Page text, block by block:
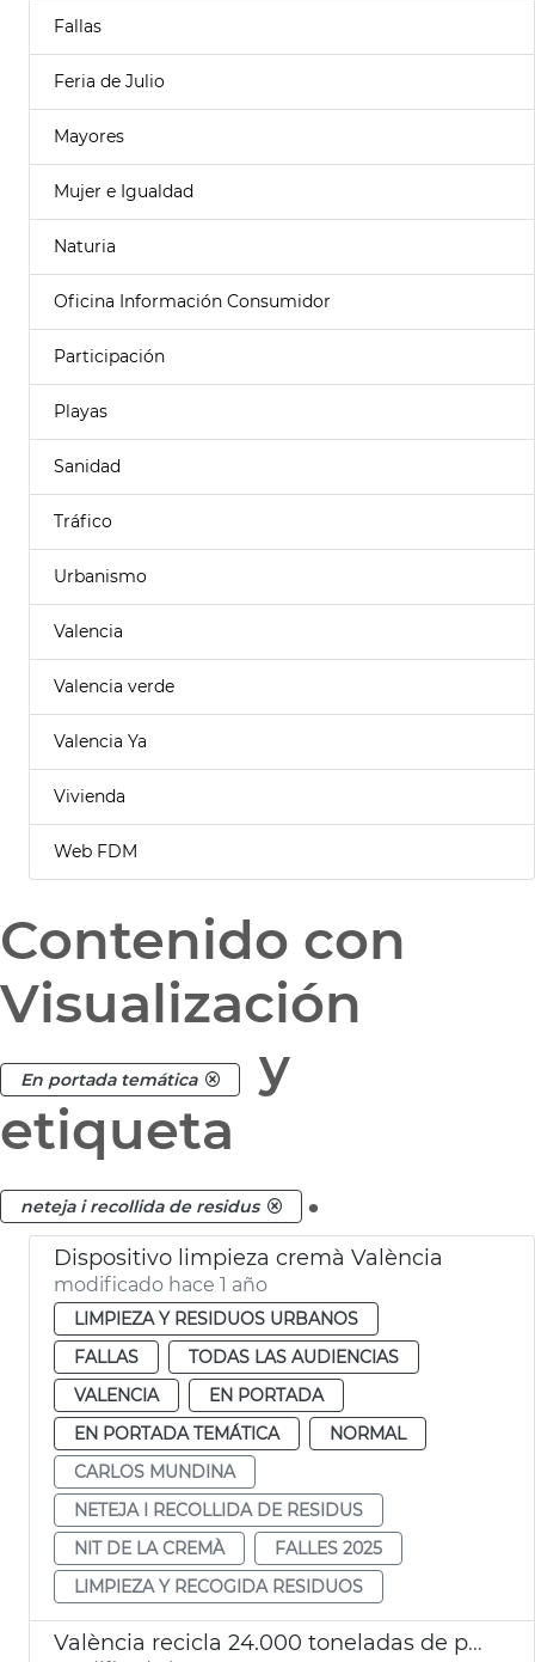
Fallas
Feria de Julio
Mayores
Mujer e Igualdad
Naturia
Oficina Información Consumidor
Participación
Playas
Sanidad
Tráfico
Urbanismo
Valencia
Valencia verde
Valencia Ya
Vivienda
Web FDM
Contenido con
Visualización
En portada temática
y
etiqueta
neteja i recollida de residus .
Dispositivo limpieza cremà València
modificado hace 1 año
LIMPIEZA Y RESIDUOS URBANOS
FALLAS
TODAS LAS AUDIENCIAS
VALENCIA
EN PORTADA
EN PORTADA TEMÁTICA
NORMAL
CARLOS MUNDINA
NETEJA I RECOLLIDA DE RESIDUS
NIT DE LA CREMÀ
FALLES 2025
LIMPIEZA Y RECOGIDA RESIDUOS
València recicla 24.000 toneladas de papel y cartón al año